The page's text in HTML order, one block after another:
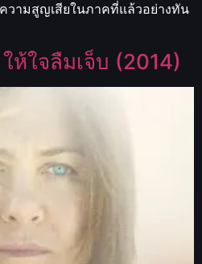
วามสูญเสียในภาคที่แล้วอย่างทัน
ห้ใจลืมเจ็บ (2014)